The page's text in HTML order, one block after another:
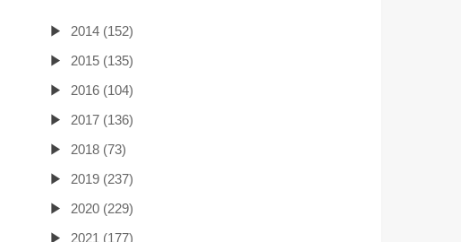
2014 (152)
2015 (135)
2016 (104)
2017 (136)
2018 (73)
2019 (237)
2020 (229)
2021 (177)